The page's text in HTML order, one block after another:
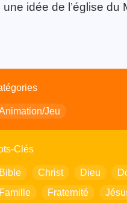
une idée de l’église du
Jeu
Clés
Bible Christ Dieu
Famille
Fraternité